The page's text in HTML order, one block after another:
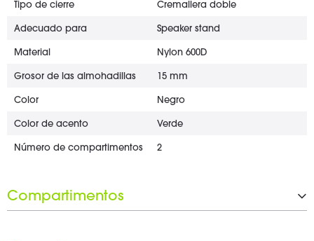
Tipo de cierre Cremallera doble
Adecuado para Speaker stand
Material Nylon 600D
Grosor de las almohadillas 15 mm
Color Negro
Color de acento Verde
Número de compartimentos 2
Compartimentos